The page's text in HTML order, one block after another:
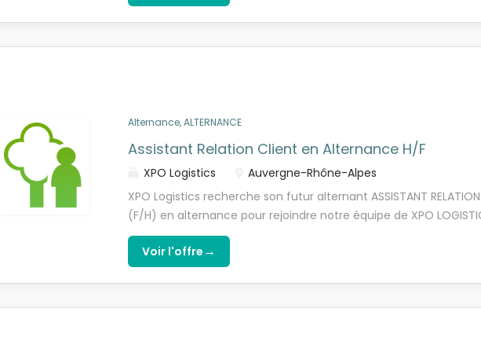
relation client et fournisseur. - Une personnalité rigoureuse,
autonome, appréciant autant la précision que le travail en
Alternance, ALTERNANCE
Assistant Relation Client en Alternance H/F
XPO Logistics
Auvergne-Rhône-Alpes
XPO Logistics recherche son futur alternant ASSISTANT RELATION
(F/H) en alternance pour rejoindre notre équipe de XPO
ALPES FRANCE ST RAMBERT ! Ce site est dédié à notre activité
Rattaché(e) au Responsable satisfaction client, tu auras pour
d'être le lien entre l'agence, et les clients. Poste basé sur le site
client - Réceptionner, analyser et traiter les réclamations
Voir l'offre →